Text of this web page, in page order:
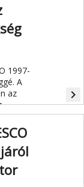
1997-
A
az
navigate_next